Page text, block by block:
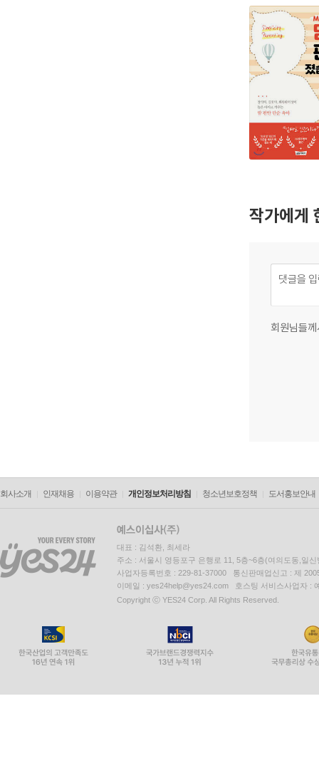
작가에게
회원님들
회사소개 인재채용 이용약관 개인정보처리방침 청소년보호정책 도서홍보안내
대표 : 김석환, 최세라
주소 : 서울시 영등포구 은행로 11, 5층~6층(여의도동,일신
사업자등록번호 : 229-81-37000 통신판매업신고 : 제
이메일 : yes24help@yes24.com 호스팅 서비스사업자 :
Copyright ⓒ YES24 Corp. All Rights Reserved.